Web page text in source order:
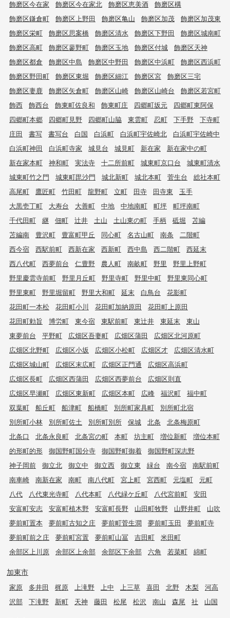
飾磨区今在家 飾磨区今在家北 飾磨区恵美酒
飾磨区構
飾磨区鎌倉町
飾磨区上野田 飾磨区亀山 飾磨区加茂
飾磨区加茂東
飾磨区栄町
飾磨区思案橋 飾磨区清水 飾磨区下野田
飾磨区城南町
飾磨区高町
飾磨区蓼野町 飾磨区玉地 飾磨区付城
飾磨区天神
飾磨区都倉
飾磨区中島 飾磨区中野田 飾磨区中浜町
飾磨区西浜町
飾磨区野田町
飾磨区東堀 飾磨区細江 飾磨区宮
飾磨区三宅
飾磨区妻鹿
飾磨区矢倉町 飾磨区山崎 飾磨区山崎台
飾磨区若宮町
飾西
飾西台 飾東町佐良和 飾東町庄 四郷町坂元
四郷町東阿保
四郷町本郷
四郷町見野 四郷町山脇 東雲町 忍町 下手野
下寺町
庄田
書写 書写台 白国 白浜町 白浜町宇佐崎北
白浜町宇佐崎中
白浜町神田
白浜町寺家 城見台 城見町 新在家
新在家中の町
新在家本町
神和町 実法寺 十二所前町 城東町京口台
城東町清水
城東町竹之門
城東町毘沙門 城北新町 城北本町 菅生台
総社本町
高尾町
鷹匠町 竹田町 龍野町 立町 田寺 田寺東
玉手
大黒壱丁町
大寿台 大善町 中地 中地南町 町坪
町坪南町
千代田町
継 佃町 辻井 土山 土山東の町 手柄 砥堀
苫編
苫編南
豊沢町 豊富町甲丘 同心町 名古山町 南条
二階町
西今宿
西駅前町 西新在家 西新町 西中島 西二階町
西延末
西八代町
西夢前台 仁豊野 農人町 南畝町 野里
野里上野町
野里慶雲寺前町
野里月丘町 野里寺町 野里中町
野里東同心町
野里東町
野里堀留町 野里大和町 延末 白鳥台
花影町
花田町一本松
花田町小川 花田町加納原田
花田町上原田
花田町勅旨
博労町 東今宿 東駅前町 東辻井 東延末
東山
東夢前台
平野町 広畑区吾妻町 広畑区蒲田
広畑区北河原町
広畑区北野町
広畑区小坂 広畑区小松町 広畑区才
広畑区清水町
広畑区城山町
広畑区末広町 広畑区正門通
広畑区高浜町
広畑区長町
広畑区西蒲田 広畑区西夢前台
広畑区則直
広畑区早瀬町
広畑区東新町 広畑区本町 広峰 福沢町
福中町
双葉町
船丘町 船津町 船橋町 別所町家具町
別所町北宿
別所町小林
別所町佐土 別所町別所 保城 北条
北条梅原町
北条口
北条永良町 北条宮の町 本町 坊主町 増位新町
増位本町
的形町的形
御国野町国分寺 御国野町御着
御国野町深志野
神子岡前
御立北 御立中 御立西 御立東 緑台 南今宿
南駅前町
南車崎
南新在家 南町 南八代町 宮上町 宮西町 元塩町
元町
八代
八代東光寺町 八代本町 八代緑ケ丘町 八代宮前町
安田
安富町安志
安富町植木野 安富町長野 山田町牧野 山野井町
山吹
夢前町置本
夢前町古知之庄 夢前町菅生澗 夢前町玉田
夢前町寺
夢前町前之庄
夢前町宮置 夢前町山冨 吉田町
米田町
余部区上川原
余部区上余部 余部区下余部 六角 若菜町 綿町
加東市
家原 多井田 梶原 上滝野 上中 上三草 喜田 北野 木梨
河高
沢部
下滝野 新町 天神 藤田 松尾 松沢 南山 森尾 社 山国